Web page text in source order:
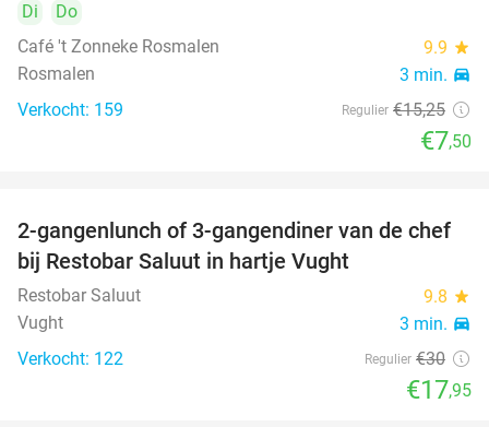
Di
Do
Café 't Zonneke Rosmalen
9.9 star
Rosmalen 3 min. directions_car
Verkocht: 159 Regulier €15,25
€7,50
40%
2-gangenlunch of 3-gangendiner van de chef
bij Restobar Saluut in hartje Vught
Restobar Saluut 9.8 star
Vught 3 min. directions_car
Verkocht: 122 Regulier €30
€17,95